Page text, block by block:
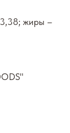
жиры –